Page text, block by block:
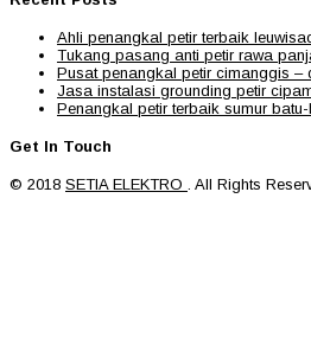
Ahli penangkal petir terbaik
Tukang pasang anti petir rawa
Pusat penangkal petir cimanggis –
Jasa instalasi grounding petir
Penangkal petir terbaik sumur
Get In Touch
© 2018 SETIA ELEKTRO . All Rights